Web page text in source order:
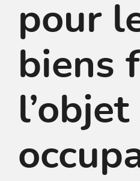
pour
biens
l’objet